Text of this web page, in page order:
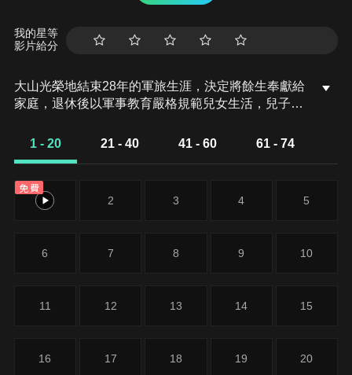
我的星等
影片給分
大山光榮地結束28年的軍旅生涯，決定將餘生奉獻給
家庭，退休後以軍事教育嚴格規範兒女生活，兒子尚
處罰也讓大山放他一馬讓大山有些無奈，尚豪打電話
1 - 20 21 - 40 41 - 60 61 - 74
免費
1 2 3 4 5
6 7 8 9 10
11 12 13 14 15
16 17 18 19 20